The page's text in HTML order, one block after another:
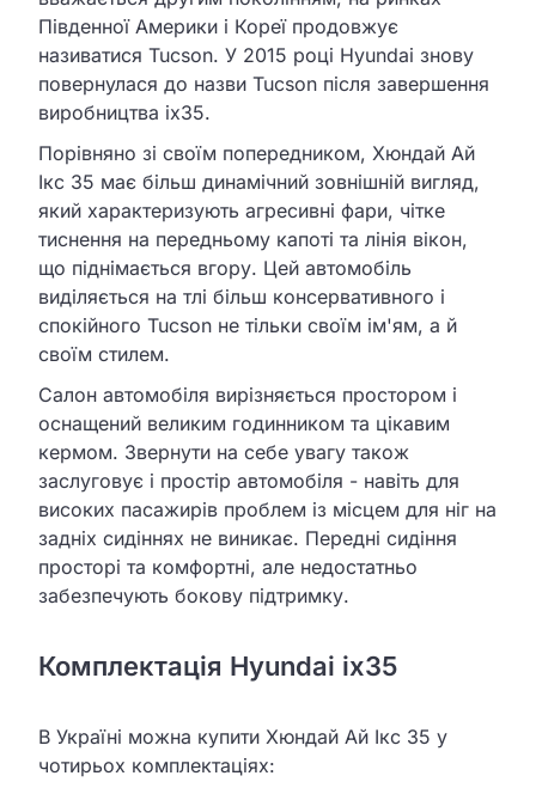
Південної Америки і Кореї продовжує
називатися Tucson. У 2015 році Hyundai знову
повернулася до назви Tucson після завершення
виробництва ix35.
Порівняно зі своїм попередником, Хюндай Ай
Ікс 35 має більш динамічний зовнішній вигляд,
який характеризують агресивні фари, чітке
тиснення на передньому капоті та лінія вікон,
що піднімається вгору. Цей автомобіль
виділяється на тлі більш консервативного і
спокійного Tucson не тільки своїм ім'ям, а й
своїм стилем.
Салон автомобіля вирізняється простором і
оснащений великим годинником та цікавим
кермом. Звернути на себе увагу також
заслуговує і простір автомобіля - навіть для
високих пасажирів проблем із місцем для ніг на
задніх сидіннях не виникає. Передні сидіння
просторі та комфортні, але недостатньо
забезпечують бокову підтримку.
Комплектація Hyundai ix35
В Україні можна купити Хюндай Ай Ікс 35 у
чотирьох комплектаціях: